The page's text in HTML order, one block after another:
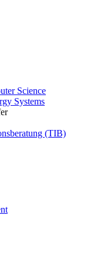
Science
Systems
(TIB)